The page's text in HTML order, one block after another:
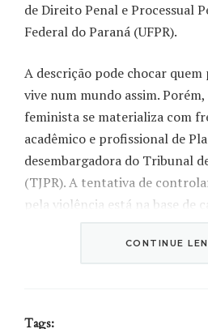
de Direito Penal e Processual
Federal do Paraná (UFPR).
A descrição pode chocar
vive num mundo assim.
feminista se materializa com
acadêmico e profissional de
desembargadora do Tribunal
(TJPR). A tentativa de
pela violência está na base de
Câmara Criminal, especializada
CONTINUE
Tags: